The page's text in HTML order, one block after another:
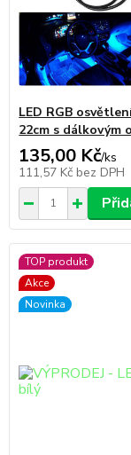
LED RGB
22cm s dálkovým
135,00 Kč/ks
111,57 Kč bez DPH
TOP produkt
Akce
Novinka